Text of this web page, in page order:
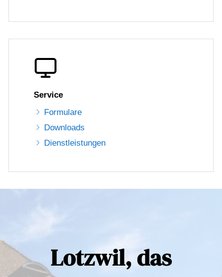
Service
Formulare
Downloads
Dienstleistungen
Lotzwil, das